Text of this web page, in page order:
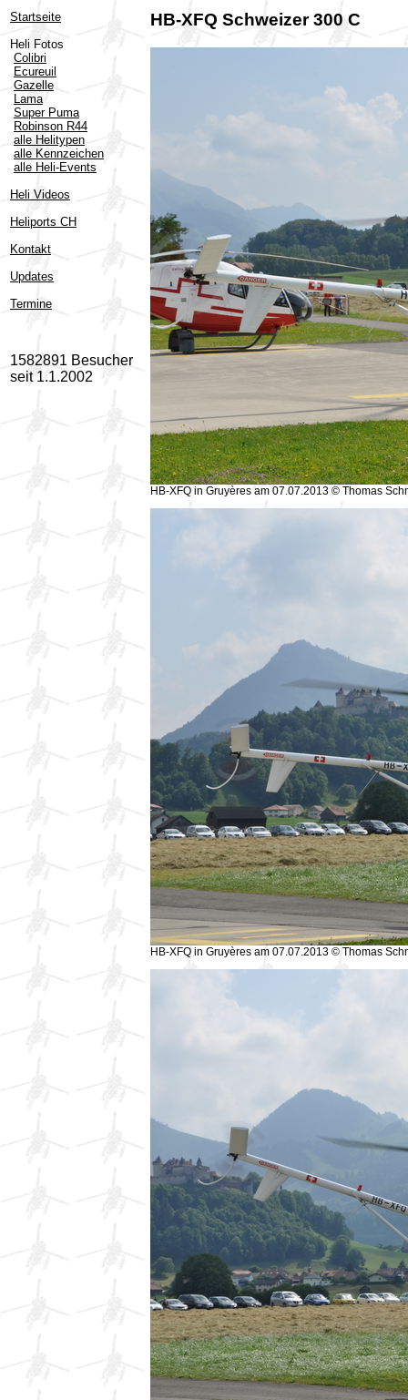
Startseite
Heli Fotos
Colibri
Ecureuil
Gazelle
Lama
Super Puma
Robinson R44
alle Helitypen
alle Kennzeichen
alle Heli-Events
Heli Videos
Heliports CH
Kontakt
Updates
Termine
1582891 Besucher
seit 1.1.2002
HB-XFQ Schweizer 300 C
HB-XFQ in Gruyères am 07.07.2013 © Thomas
HB-XFQ in Gruyères am 07.07.2013 © Thomas